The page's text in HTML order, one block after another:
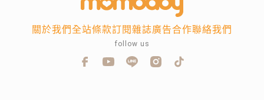
關於我們全站條款訂閱雜誌廣告合作聯絡我們
follow us